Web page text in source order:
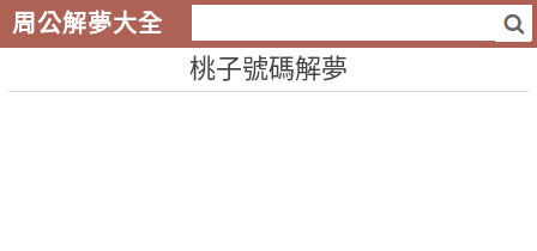
周公解夢大全
桃子號碼解夢